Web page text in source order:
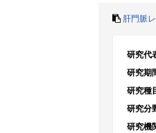
肝門脈
研究代
研究期
研究種
研究分
研究機